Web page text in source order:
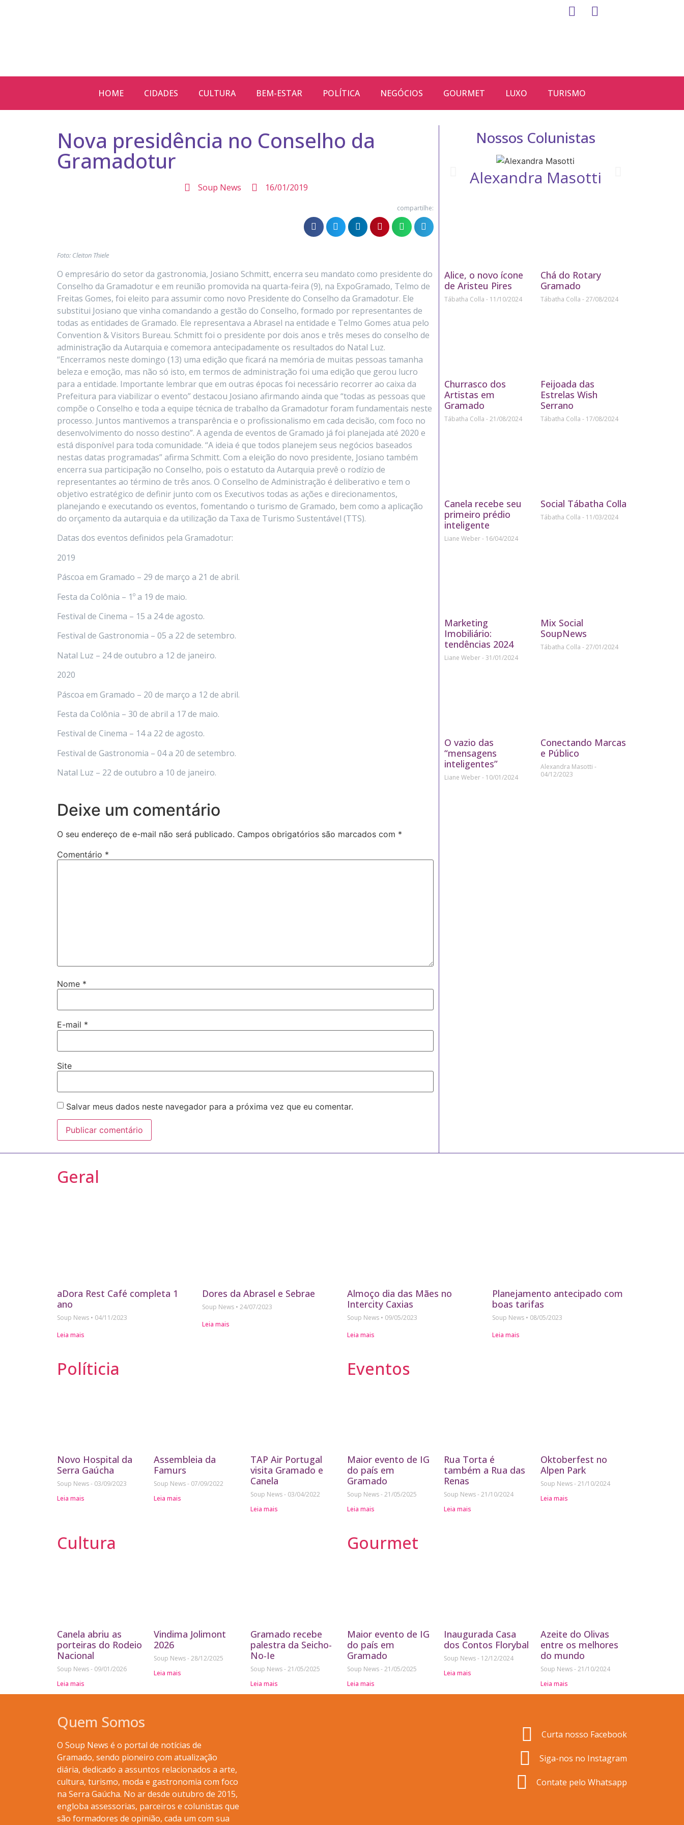
HOME CIDADES CULTURA BEM-ESTAR POLÍTICA NEGÓCIOS GOURMET LUXO TURISMO
Nova presidência no Conselho da
Gramadotur
Soup News 16/01/2019
compartilhe:
Foto: Cleiton Thiele
O empresário do setor da gastronomia, Josiano Schmitt, encerra seu mandato como presidente do
Conselho da Gramadotur e em reunião promovida na quarta-feira (9), na ExpoGramado, Telmo de
Freitas Gomes, foi eleito para assumir como novo Presidente do Conselho da Gramadotur. Ele
substitui Josiano que vinha comandando a gestão do Conselho, formado por representantes de
todas as entidades de Gramado. Ele representava a Abrasel na entidade e Telmo Gomes atua pelo
Convention & Visitors Bureau. Schmitt foi o presidente por dois anos e três meses do conselho de
administração da Autarquia e comemora antecipadamente os resultados do Natal Luz.
“Encerramos neste domingo (13) uma edição que ficará na memória de muitas pessoas tamanha
beleza e emoção, mas não só isto, em termos de administração foi uma edição que gerou lucro
para a entidade. Importante lembrar que em outras épocas foi necessário recorrer ao caixa da
Prefeitura para viabilizar o evento” destacou Josiano afirmando ainda que “todas as pessoas que
compõe o Conselho e toda a equipe técnica de trabalho da Gramadotur foram fundamentais neste
processo. Juntos mantivemos a transparência e o profissionalismo em cada decisão, com foco no
desenvolvimento do nosso destino”. A agenda de eventos de Gramado já foi planejada até 2020 e
está disponível para toda comunidade. “A ideia é que todos planejem seus negócios baseados
nestas datas programadas” afirma Schmitt. Com a eleição do novo presidente, Josiano também
encerra sua participação no Conselho, pois o estatuto da Autarquia prevê o rodízio de
representantes ao término de três anos. O Conselho de Administração é deliberativo e tem o
objetivo estratégico de definir junto com os Executivos todas as ações e direcionamentos,
planejando e executando os eventos, fomentando o turismo de Gramado, bem como a aplicação
do orçamento da autarquia e da utilização da Taxa de Turismo Sustentável (TTS).
Datas dos eventos definidos pela Gramadotur:
2019
Páscoa em Gramado – 29 de março a 21 de abril.
Festa da Colônia – 1º a 19 de maio.
Festival de Cinema – 15 a 24 de agosto.
Festival de Gastronomia – 05 a 22 de setembro.
Natal Luz – 24 de outubro a 12 de janeiro.
2020
Páscoa em Gramado – 20 de março a 12 de abril.
Festa da Colônia – 30 de abril a 17 de maio.
Festival de Cinema – 14 a 22 de agosto.
Festival de Gastronomia – 04 a 20 de setembro.
Natal Luz – 22 de outubro a 10 de janeiro.
Deixe um comentário
O seu endereço de e-mail não será publicado. Campos obrigatórios são marcados com *
Comentário *
Nome *
E-mail *
Site
Salvar meus dados neste navegador para a próxima vez que eu comentar.
Nossos Colunistas
Alexandra Masotti
Alice, o novo ícone
de Aristeu Pires
Tábatha Colla 11/10/2024
Chá do Rotary
Gramado
Tábatha Colla 27/08/2024
Churrasco dos
Artistas em
Gramado
Tábatha Colla 21/08/2024
Feijoada das
Estrelas Wish
Serrano
Tábatha Colla 17/08/2024
Canela recebe seu
primeiro prédio
inteligente
Liane Weber 16/04/2024
Social Tábatha Colla
Tábatha Colla 11/03/2024
Marketing
Imobiliário:
tendências 2024
Liane Weber 31/01/2024
Mix Social
SoupNews
Tábatha Colla 27/01/2024
O vazio das
“mensagens
inteligentes”
Liane Weber 10/01/2024
Conectando Marcas
e Público
Alexandra Masotti
04/12/2023
Geral
aDora Rest Café completa 1
ano
Soup News
04/11/2023
Leia mais
Dores da Abrasel e Sebrae
Soup News
24/07/2023
Leia mais
Almoço dia das Mães no
Intercity Caxias
Soup News
09/05/2023
Leia mais
Planejamento antecipado com
boas tarifas
Soup News
08/05/2023
Leia mais
Políticia
Novo Hospital da
Serra Gaúcha
Soup News
03/09/2023
Leia mais
Assembleia da
Famurs
Soup News
07/09/2022
Leia mais
TAP Air Portugal
visita Gramado e
Canela
Soup News
03/04/2022
Leia mais
Eventos
Maior evento de IG
do país em
Gramado
Soup News 21/05/2025
Leia mais
Rua Torta é
também a Rua das
Renas
Soup News 21/10/2024
Leia mais
Oktoberfest no
Alpen Park
Soup News 21/10/2024
Leia mais
Cultura
Canela abriu as
porteiras do Rodeio
Nacional
Soup News
09/01/2026
Leia mais
Vindima Jolimont
2026
Soup News 28/12/2025
Leia mais
Gramado recebe
palestra da Seicho-
No-Ie
Soup News 21/05/2025
Leia mais
Gourmet
Maior evento de IG
do país em
Gramado
Soup News 21/05/2025
Leia mais
Inaugurada Casa
dos Contos Florybal
Soup News
12/12/2024
Leia mais
Azeite do Olivas
entre os melhores
do mundo
Soup News 21/10/2024
Leia mais
Quem Somos
O Soup News é o portal de notícias de
Gramado, sendo pioneiro com atualização
diária, dedicado a assuntos relacionados a arte,
cultura, turismo, moda e gastronomia com foco
na Serra Gaúcha. No ar desde outubro de 2015,
engloba assessorias, parceiros e colunistas que
são formadores de opinião, cada um com sua
Curta nosso Facebook
Siga-nos no Instagram
Contate pelo Whatsapp